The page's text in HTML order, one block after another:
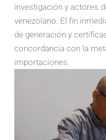
investigación y actores
venezolano. El fin
de generación y
concordancia con la
importaciones.